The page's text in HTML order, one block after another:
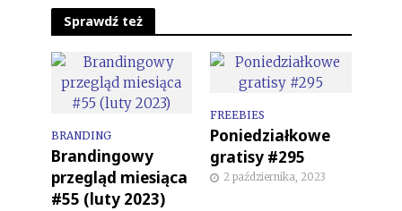
Sprawdź też
BRANDING
Brandingowy
przegląd miesiąca
#55 (luty 2023)
FREEBIES
Poniedziałkowe
gratisy #295
2 października, 2023